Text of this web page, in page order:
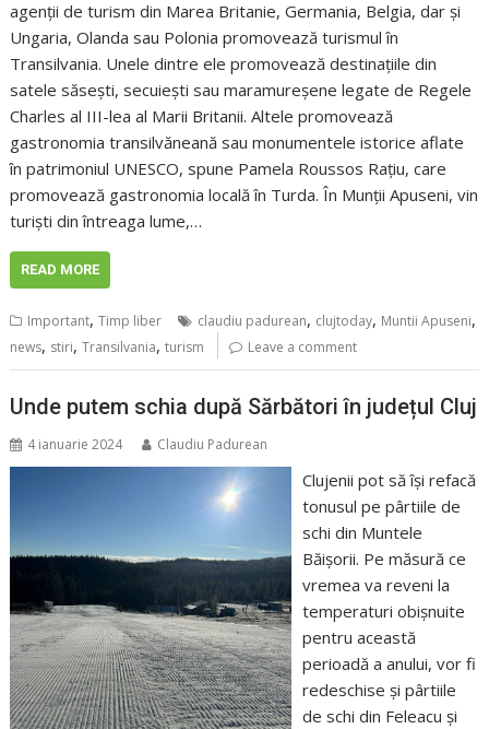
agenții de turism din Marea Britanie, Germania, Belgia, dar și
Ungaria, Olanda sau Polonia promovează turismul în
Transilvania. Unele dintre ele promovează destinațiile din
satele săsești, secuiești sau maramureșene legate de Regele
Charles al III-lea al Marii Britanii. Altele promovează
gastronomia transilvăneană sau monumentele istorice aflate
în patrimoniul UNESCO, spune Pamela Roussos Rațiu, care
promovează gastronomia locală în Turda. În Munții Apuseni, vin
turiști din întreaga lume,…
READ MORE
Important,Timp liber claudiu padurean, clujtoday, Muntii Apuseni,
news, stiri,Transilvania,turism Leave a comment
Unde putem schia după Sărbători în județul Cluj
4 ianuarie 2024 Claudiu Padurean
Clujenii pot să își refacă
tonusul pe pârtiile de
schi din Muntele
Băișorii. Pe măsură ce
vremea va reveni la
temperaturi obișnuite
pentru această
perioadă a anului, vor fi
redeschise și pârtiile
de schi din Feleacu și